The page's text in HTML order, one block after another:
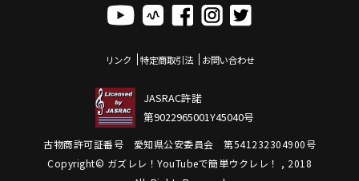
リンク 特定商取引法 お問い合わせ
JASRAC許諾
第9022965001Y45040号
古物商許可証番号 愛知県公安委員会 第541232304900号
Copyright© ガズレレ！YouTubeで簡単ウクレレ！ , 2018